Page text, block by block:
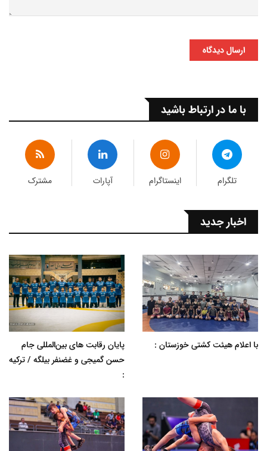
ارسال دیدگاه
با ما در ارتباط باشید
تلگرام اینستاگرام آپارات مشترک
اخبار جدید
با اعلام هیئت کشتی خوزستان :
پایان رقابت های بین‌المللی جام
حسن گمیجی و غضنفر بیلگه / ترکیه
: